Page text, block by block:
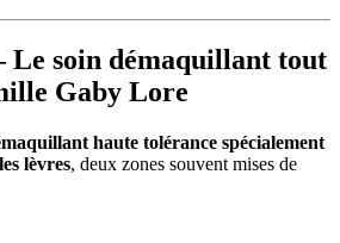
Le soin démaquillant tout
Gaby Lore
haute tolérance spécialement
lèvres, deux zones souvent mises de